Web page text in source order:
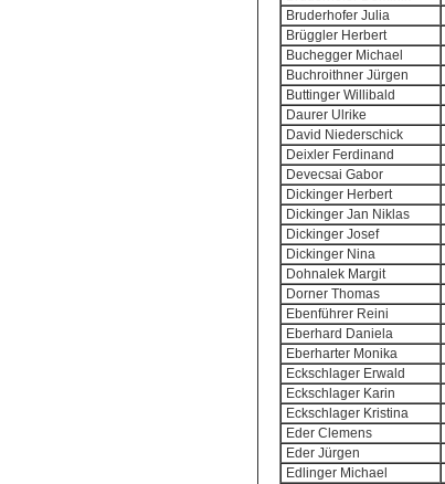
Bruderhofer Julia
Brüggler Herbert
Buchegger Michael
Buchroithner Jürgen
Buttinger Willibald
Daurer Ulrike
David Niederschick
Deixler Ferdinand
Devecsai Gabor
Dickinger Herbert
Dickinger Jan Niklas
Dickinger Josef
Dickinger Nina
Dohnalek Margit
Dorner Thomas
Ebenführer Reini
Eberhard Daniela
Eberharter Monika
Eckschlager Erwald
Eckschlager Karin
Eckschlager Kristina
Eder Clemens
Eder Jürgen
Edlinger Michael